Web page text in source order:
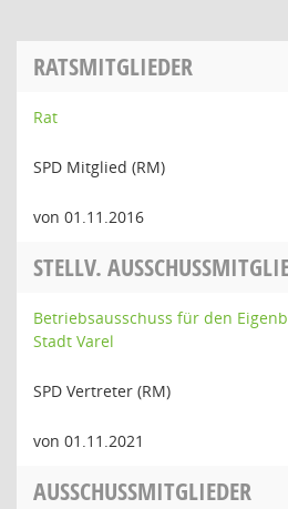
RATSMITGLIEDER
Rat
SPD Mitglied (RM)
von 01.11.2016
STELLV.
Betriebsausschuss für den
Stadt Varel
SPD Vertreter (RM)
von 01.11.2021
AUSSCHUSSMITGLIEDER